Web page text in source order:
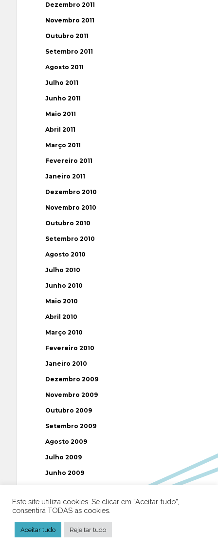
Dezembro 2011
Novembro 2011
Outubro 2011
Setembro 2011
Agosto 2011
Julho 2011
Junho 2011
Maio 2011
Abril 2011
Março 2011
Fevereiro 2011
Janeiro 2011
Dezembro 2010
Novembro 2010
Outubro 2010
Setembro 2010
Agosto 2010
Julho 2010
Junho 2010
Maio 2010
Abril 2010
Março 2010
Fevereiro 2010
Janeiro 2010
Dezembro 2009
Novembro 2009
Outubro 2009
Setembro 2009
Agosto 2009
Julho 2009
Junho 2009
Abril 2009
Fevereiro 2009
Este site utiliza cookies. Se clicar em “Aceitar tudo”,
consentirá TODAS as cookies.
Aceitar tudo Rejeitar tudo